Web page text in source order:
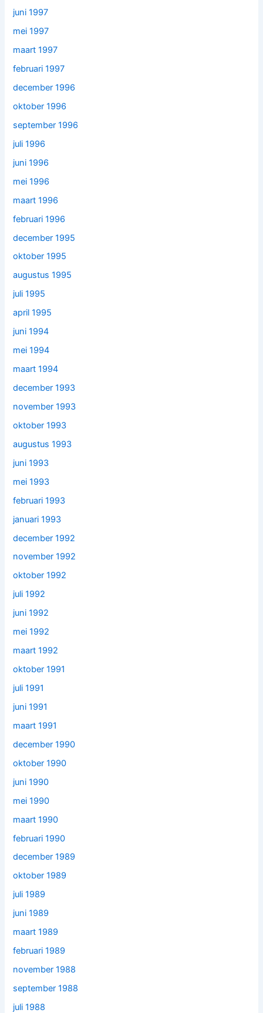
juni 1997
mei 1997
maart 1997
februari 1997
december 1996
oktober 1996
september 1996
juli 1996
juni 1996
mei 1996
maart 1996
februari 1996
december 1995
oktober 1995
augustus 1995
juli 1995
april 1995
juni 1994
mei 1994
maart 1994
december 1993
november 1993
oktober 1993
augustus 1993
juni 1993
mei 1993
februari 1993
januari 1993
december 1992
november 1992
oktober 1992
juli 1992
juni 1992
mei 1992
maart 1992
oktober 1991
juli 1991
juni 1991
maart 1991
december 1990
oktober 1990
juni 1990
mei 1990
maart 1990
februari 1990
december 1989
oktober 1989
juli 1989
juni 1989
maart 1989
februari 1989
november 1988
september 1988
juli 1988